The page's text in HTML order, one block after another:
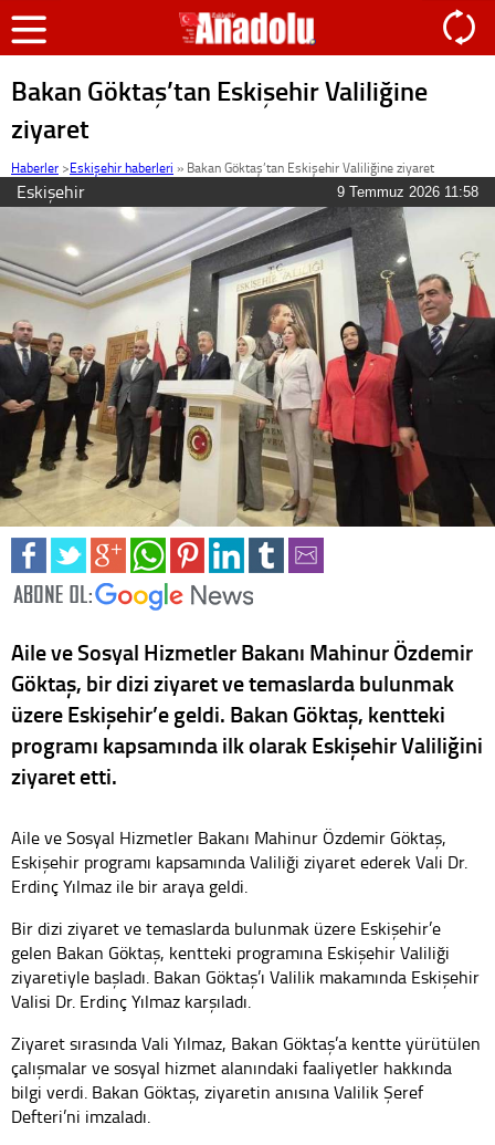
Bakan Göktaş’tan Eskişehir Valiliğine
ziyaret
Haberler >Eskişehir haberleri » Bakan Göktaş’tan Eskişehir Valiliğine ziyaret
Eskişehir 9 Temmuz 2026 11:58
Aile ve Sosyal Hizmetler Bakanı Mahinur Özdemir
Göktaş, bir dizi ziyaret ve temaslarda bulunmak
üzere Eskişehir’e geldi. Bakan Göktaş, kentteki
programı kapsamında ilk olarak Eskişehir Valiliğini
ziyaret etti.
Aile ve Sosyal Hizmetler Bakanı Mahinur Özdemir Göktaş,
Eskişehir programı kapsamında Valiliği ziyaret ederek Vali Dr.
Erdinç Yılmaz ile bir araya geldi.
Bir dizi ziyaret ve temaslarda bulunmak üzere Eskişehir’e
gelen Bakan Göktaş, kentteki programına Eskişehir Valiliği
ziyaretiyle başladı. Bakan Göktaş’ı Valilik makamında Eskişehir
Valisi Dr. Erdinç Yılmaz karşıladı.
Ziyaret sırasında Vali Yılmaz, Bakan Göktaş’a kentte yürütülen
çalışmalar ve sosyal hizmet alanındaki faaliyetler hakkında
bilgi verdi. Bakan Göktaş, ziyaretin anısına Valilik Şeref
Defteri’ni imzaladı.